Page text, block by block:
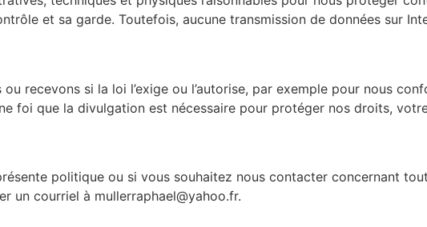
et sa garde. Toutefois, aucune transmission de données sur
recevons si la loi l’exige ou l’autorise, par exemple pour nous
foi que la divulgation est nécessaire pour protéger nos droits,
politique ou si vous souhaitez nous contacter concernant
un courriel à mullerraphael@yahoo.fr.